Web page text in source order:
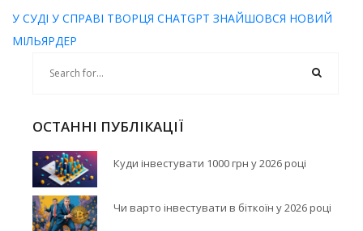
У СУДІ У СПРАВІ ТВОРЦЯ CHATGPT ЗНАЙШОВСЯ НОВИЙ
МІЛЬЯРДЕР
ОСТАННІ ПУБЛІКАЦІЇ
Куди інвестувати 1000 грн у 2026 році
Чи варто інвестувати в біткоїн у 2026 році